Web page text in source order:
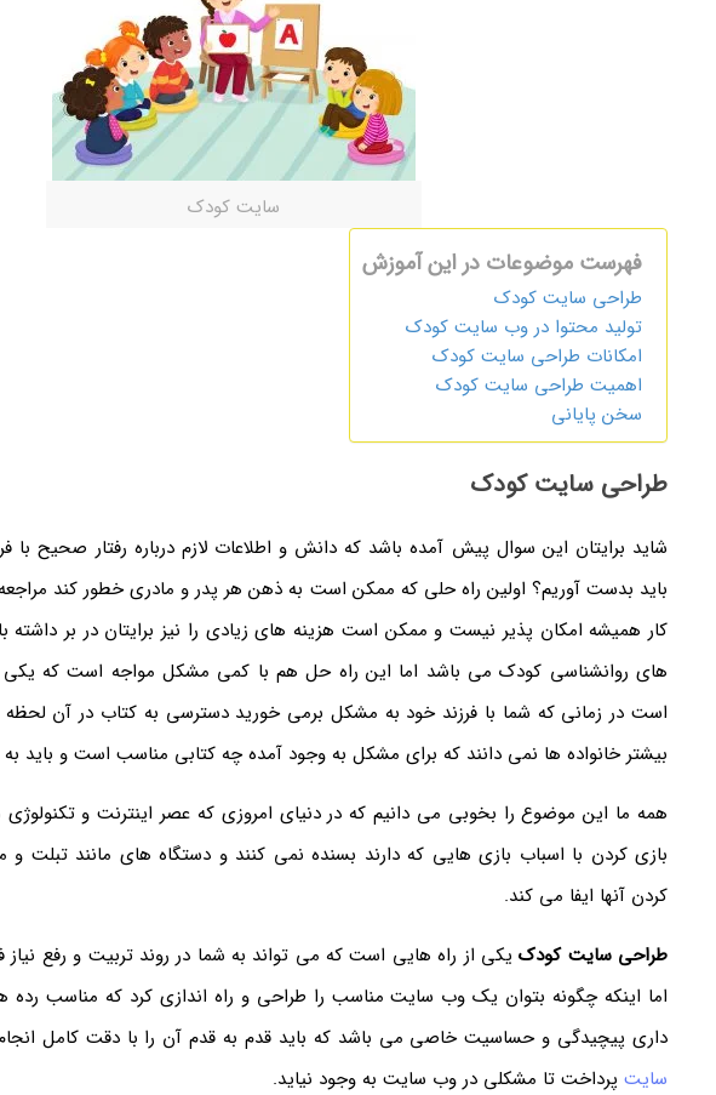
سایت کودک
فهرست موضوعات در این آموزش
طراحی سایت کودک
تولید محتوا در وب سایت کودک
امکانات طراحی سایت کودک
اهمیت طراحی سایت کودک
سخن پایانی
طراحی سایت کودک
شاید برایتان این سوال پیش آمده باشد که دانش و اطلاعات لازم درباره رفتار صحیح با
باید بدست آوریم؟ اولین راه حلی که ممکن است به ذهن هر پدر و مادری خطور کند
کار همیشه امکان پذیر نیست و ممکن است هزینه های زیادی را نیز برایتان در بر داشته
های روانشناسی کودک می باشد اما این راه حل هم با کمی مشکل مواجه است که یکی
است در زمانی که شما با فرزند خود به مشکل برمی خورید دسترسی به کتاب در آن لحظه
بیشتر خانواده ها نمی دانند که برای مشکل به وجود آمده چه کتابی مناسب است و باید به
همه ما این موضوع را بخوبی می دانیم که در دنیای امروزی که عصر اینترنت و تکنولوژی
بازی کردن با اسباب بازی هایی که دارند بسنده نمی کنند و دستگاه های مانند تبلت
کردن آنها ایفا می کند.
طراحی سایت کودکیکی از راه هایی است که می تواند به شما در روند تربیت و رفع نیاز
اما اینکه چگونه بتوان یک وب سایت مناسب را طراحی و راه اندازی کرد که مناسب
داری پیچیدگی و حساسیت خاصی می باشد که باید قدم به قدم آن را با دقت کامل
سایت پرداخت تا مشکلی در وب سایت به وجود نیاید.